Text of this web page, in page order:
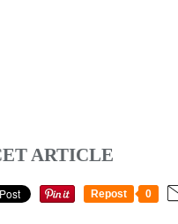
ARTICLE
Repost 0